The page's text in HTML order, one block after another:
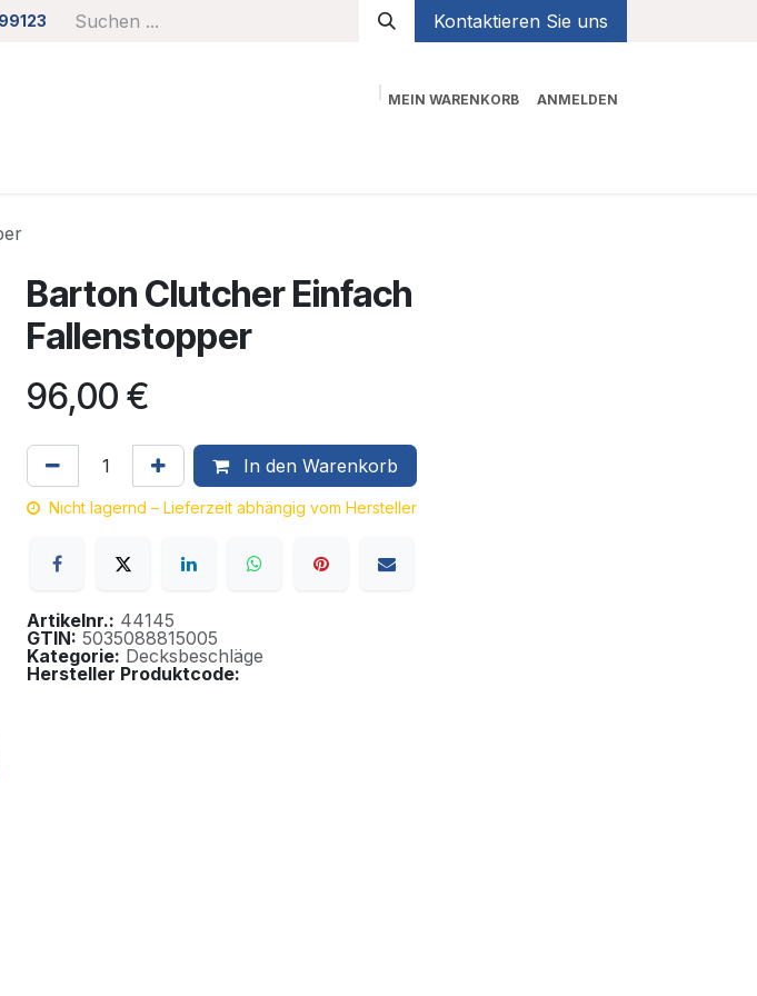
Kontaktieren Sie uns
MEIN WARENKORB ANMELDEN
Barton Clutcher Einfach
Fallenstopper
96,00 €
In den Warenkorb
Nicht lagernd – Lieferzeit abhängig vom Hersteller
Artikelnr.: 44145
GTIN: 5035088815005
Kategorie: Decksbeschläge
Hersteller Produktcode: